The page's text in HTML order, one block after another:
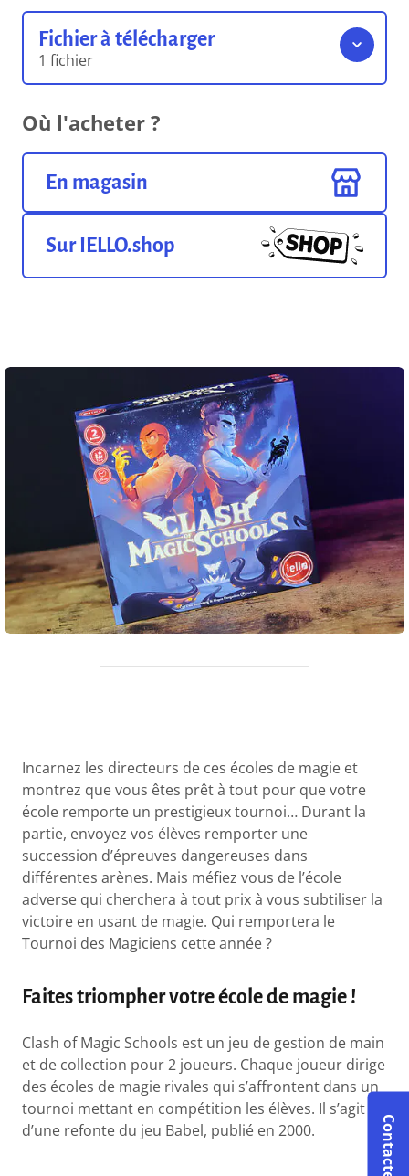
Fichier à télécharger
1 fichier
Clash-of-Magic-
Schools_Rulebook_V1_Light
Où l'acheter ?
En magasin
Sur IELLO.shop
Incarnez les directeurs de ces écoles de magie et
montrez que vous êtes prêt à tout pour que votre
école remporte un prestigieux tournoi… Durant la
partie, envoyez vos élèves remporter une
succession d’épreuves dangereuses dans
différentes arènes. Mais méfiez vous de l’école
adverse qui cherchera à tout prix à vous subtiliser la
victoire en usant de magie. Qui remportera le
Tournoi des Magiciens cette année ?
Faites triompher votre école de magie !
Clash of Magic Schools est un jeu de gestion de main
et de collection pour 2 joueurs. Chaque joueur dirige
des écoles de magie rivales qui s’affrontent dans un
tournoi mettant en compétition les élèves. Il s’agit
d’une refonte du jeu Babel, publié en 2000.